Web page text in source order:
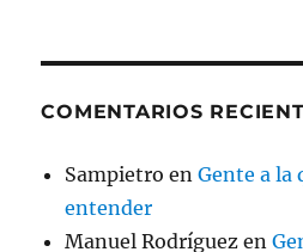
COMENTARIOS
Sampietro enGente a la
entender
Manuel Rodríguez en